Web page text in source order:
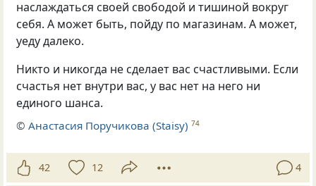
наслаждаться своей свободой и тишиной вокруг
себя. А может быть, пойду по магазинам. А может,
уеду далеко.
Никто и никогда не сделает вас счастливыми. Если
счастья нет внутри вас, у вас нет на него ни
единого шанса.
©Анастасия Поручикова (Staisy) 74
42 12 4